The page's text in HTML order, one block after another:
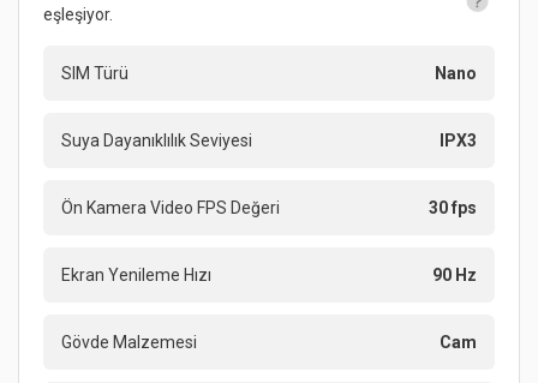
eşleşiyor.
SIM Türü Nano
Suya Dayanıklılık Seviyesi IPX3
Ön Kamera Video FPS Değeri 30 fps
Ekran Yenileme Hızı 90 Hz
Gövde Malzemesi Cam